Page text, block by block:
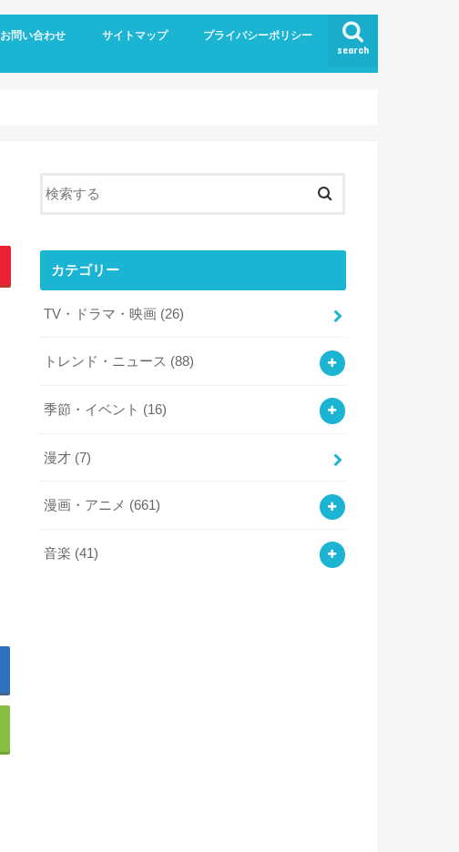
search
お問い合わせ サイトマップ プライバシーポリシー
カテゴリー
TV・ドラマ・映画 (26)
トレンド・ニュース (88)
季節・イベント (16)
漫才 (7)
漫画・アニメ (661)
音楽 (41)